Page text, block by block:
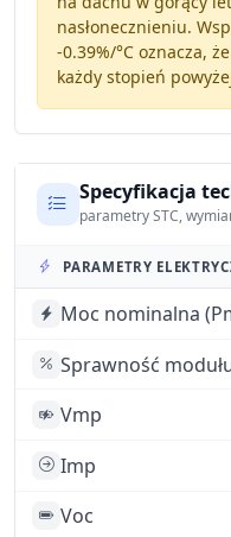
nasłonecznieniu.
-0.39%/°Coznacza,
każdy stopień
Specyfikacja
parametry STC,
PARAMETRY
Moc nominalna
Sprawność
Vmp
Imp
Voc